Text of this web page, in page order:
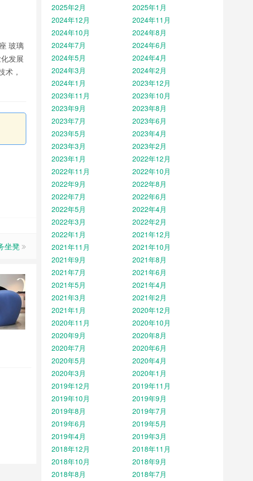
玻璃
发展
术，
坐凳
2025年2月
2025年1月
2024年12月
2024年11月
2024年10月
2024年8月
2024年7月
2024年6月
2024年5月
2024年4月
2024年3月
2024年2月
2024年1月
2023年12月
2023年11月
2023年10月
2023年9月
2023年8月
2023年7月
2023年6月
2023年5月
2023年4月
2023年3月
2023年2月
2023年1月
2022年12月
2022年11月
2022年10月
2022年9月
2022年8月
2022年7月
2022年6月
2022年5月
2022年4月
2022年3月
2022年2月
2022年1月
2021年12月
2021年11月
2021年10月
2021年9月
2021年8月
2021年7月
2021年6月
2021年5月
2021年4月
2021年3月
2021年2月
2021年1月
2020年12月
2020年11月
2020年10月
2020年9月
2020年8月
2020年7月
2020年6月
2020年5月
2020年4月
2020年3月
2020年1月
2019年12月
2019年11月
2019年10月
2019年9月
2019年8月
2019年7月
2019年6月
2019年5月
2019年4月
2019年3月
2018年12月
2018年11月
2018年10月
2018年9月
2018年8月
2018年7月